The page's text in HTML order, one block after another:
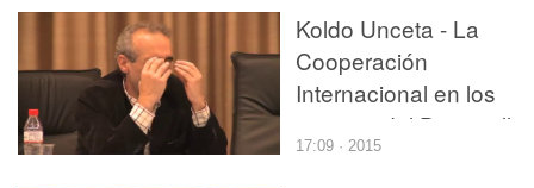
Koldo Unceta - La
Cooperación
Internacional en los
tiempos del Desarrollo
Humano - parte 4 de 4
17:09 · 2015